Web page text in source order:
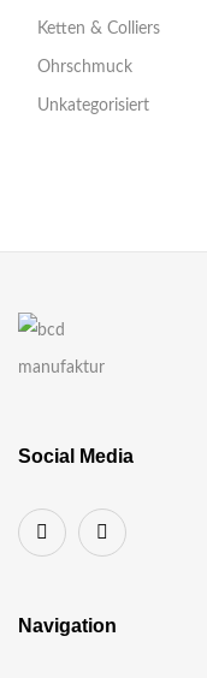
Ketten & Colliers
Ohrschmuck
Unkategorisiert
Social Media
Navigation